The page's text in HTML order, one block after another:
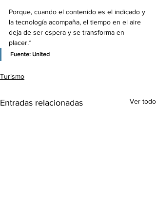
Porque, cuando el contenido es el indicado y
la tecnología acompaña, el tiempo en el aire
deja de ser espera y se transforma en
placer.*
Fuente: United
Turismo
Entradas relacionadas Ver todo